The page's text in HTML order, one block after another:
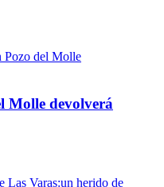
Molle devolverá